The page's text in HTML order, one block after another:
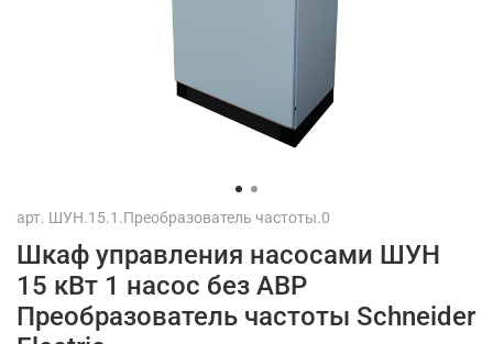
арт. ШУН.15.1.Преобразователь частоты.0
Шкаф управления насосами ШУН
15 кВт 1 насос без АВР
Преобразователь частоты Schneider